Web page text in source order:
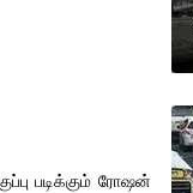
படிக்கும் ரோஷன்